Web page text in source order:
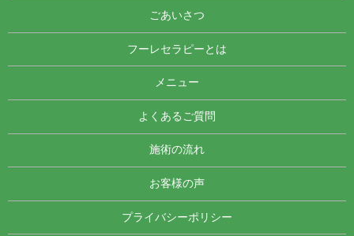
ごあいさつ
フーレセラピーとは
メニュー
よくあるご質問
施術の流れ
お客様の声
プライバシーポリシー